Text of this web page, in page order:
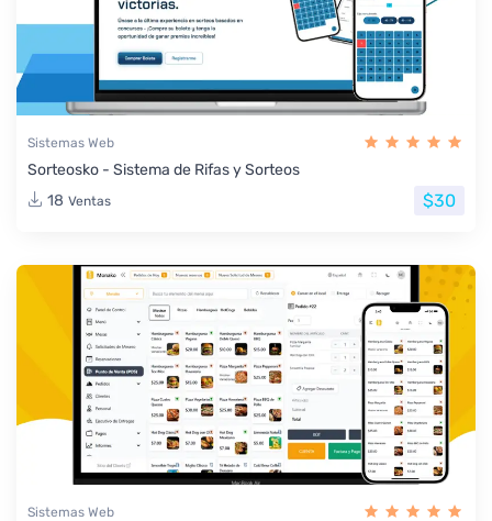
Sistemas Web
Sorteosko - Sistema de Rifas y Sorteos
18 Ventas $30
Sistemas Web